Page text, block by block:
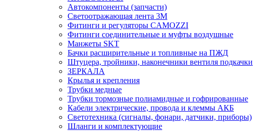
Автокомпоненты (запчасти)
Светоотражающая лента 3М
Фитинги и регуляторы CAMOZZI
Фитинги соединительные и муфты воздушные
Манжеты SKT
Бачки расширительные и топливные на ПЖД
Штуцера, тройники, наконечники вентиля подкачки
ЗЕРКАЛА
Крылья и крепления
Трубки медные
Трубки тормозные полиамидные и гофрированные
Кабели электрические, провода и клеммы АКБ
Светотехника (сигналы, фонари, датчики, приборы)
Шланги и комплектующие